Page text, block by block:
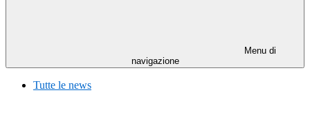
Menu di
navigazione
Tutte le news